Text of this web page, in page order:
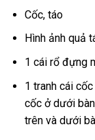
Cốc, táo
Hình ảnh quả
1 cái rổ đựng
1 tranh cái
cốc ở dưới
trên và dưới